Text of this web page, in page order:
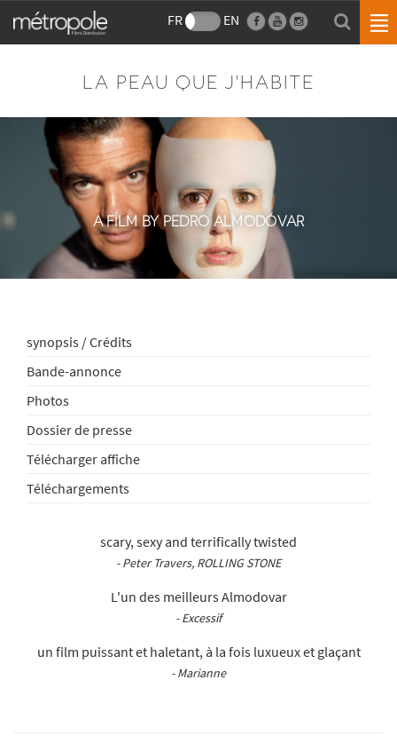
FR EN
LA PEAU QUE J'HABITE
A FILM BY PEDRO ALMODÓVAR
synopsis / Crédits
Bande-annonce
Photos
Dossier de presse
Télécharger affiche
Téléchargements
scary, sexy and terrifically twisted
- Peter Travers, ROLLING STONE
L'un des meilleurs Almodovar
- Excessif
un film puissant et haletant, à la fois luxueux et glaçant
- Marianne